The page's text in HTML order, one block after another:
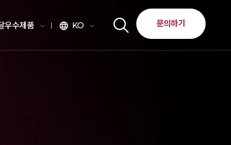
우수제품 language KO 문의하기